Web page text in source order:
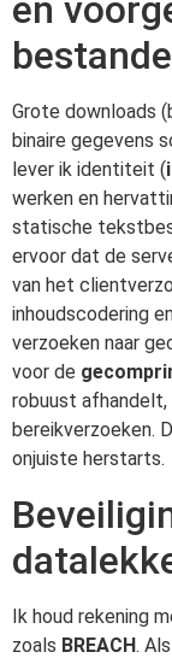
en
Grote downloads
binaire gegevens
lever ik identiteit (
werken en
statische
ervoor dat de
van het
inhoudscodering
verzoeken naar
voor de
robuust
bereikverzoeken.
onjuiste herstarts.
Ik houd rekening
zoals BREACH.